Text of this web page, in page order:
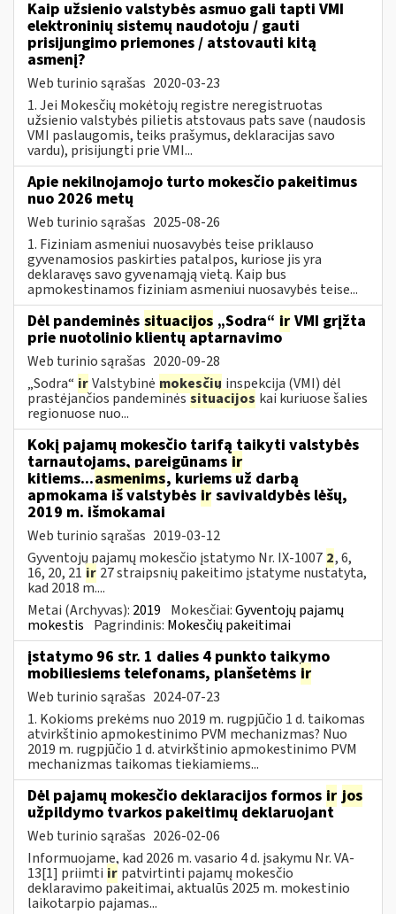
Kaip užsienio valstybės asmuo gali tapti VMI
elektroninių sistemų naudotoju / gauti
prisijungimo priemones / atstovauti kitą
asmenį?
Web turinio sąrašas 2020-03-23
1. Jei Mokesčių mokėtojų registre neregistruotas
užsienio valstybės pilietis atstovaus pats save (naudosis
VMI paslaugomis, teiks prašymus, deklaracijas savo
vardu), prisijungti prie VMI...
Apie nekilnojamojo turto mokesčio pakeitimus
nuo 2026 metų
Web turinio sąrašas 2025-08-26
1. Fiziniam asmeniui nuosavybės teise priklauso
gyvenamosios paskirties patalpos, kuriose jis yra
deklaravęs savo gyvenamąją vietą. Kaip bus
apmokestinamos fiziniam asmeniui nuosavybės teise...
Dėl pandeminės situacijos „Sodra“ ir VMI grįžta
prie nuotolinio klientų aptarnavimo
Web turinio sąrašas 2020-09-28
„Sodra“ irValstybinė mokesčių inspekcija (VMI) dėl
prastėjančios pandeminėssituacijos kai kuriuose šalies
regionuose nuo...
Kokį pajamų mokesčio tarifą taikyti valstybės
tarnautojams, pareigūnams ir
kitiems...asmenims, kuriems už darbą
apmokama iš valstybės ir savivaldybės lėšų,
2019 m. išmokamai
Web turinio sąrašas 2019-03-12
Gyventojų pajamų mokesčio įstatymo Nr. IX-1007 2, 6,
16, 20, 21 ir 27 straipsnių pakeitimo įstatyme nustatyta,
kad 2018 m....
Metai (Archyvas): 2019 Mokesčiai:Gyventojų pajamų
mokestis Pagrindinis: Mokesčių pakeitimai
įstatymo 96 str. 1 dalies 4 punkto taikymo
mobiliesiems telefonams, planšetėms ir
Web turinio sąrašas 2024-07-23
1. Kokioms prekėms nuo 2019 m. rugpjūčio 1 d. taikomas
atvirkštinio apmokestinimo PVM mechanizmas? Nuo
2019 m. rugpjūčio 1 d. atvirkštinio apmokestinimo PVM
mechanizmas taikomas tiekiamiems...
Dėl pajamų mokesčio deklaracijos formos ir jos
užpildymo tvarkos pakeitimų deklaruojant
Web turinio sąrašas 2026-02-06
Informuojame, kad 2026 m. vasario 4 d. įsakymu Nr. VA-
13[1] priimti ir patvirtinti pajamų mokesčio
deklaravimo pakeitimai, aktualūs 2025 m. mokestinio
laikotarpio pajamas...